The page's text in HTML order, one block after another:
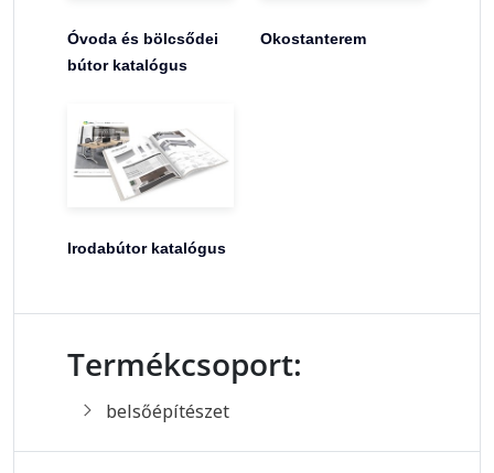
Óvoda és bölcsődei
bútor katalógus
Okostanterem
Irodabútor katalógus
Termékcsoport:
belsőépítészet